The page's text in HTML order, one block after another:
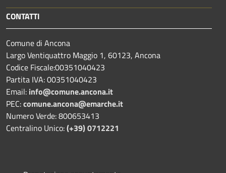
CONTATTI
Comune di Ancona
Largo Ventiquattro Maggio 1, 60123, Ancona
Codice Fiscale:00351040423
Partita IVA: 00351040423
Email: info@comune.ancona.it
PEC:comune.ancona@emarche.it
Numero Verde: 800653413
Centralino Unico:(+39) 0712221